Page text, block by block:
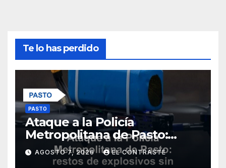
Te lo has perdido
PASTO
Ataque a la Policía
Metropolitana de Pasto:
restos de explosivos sin
heridos ni daños materiales
AGOSTO 7, 2026 EL CONTRASTE